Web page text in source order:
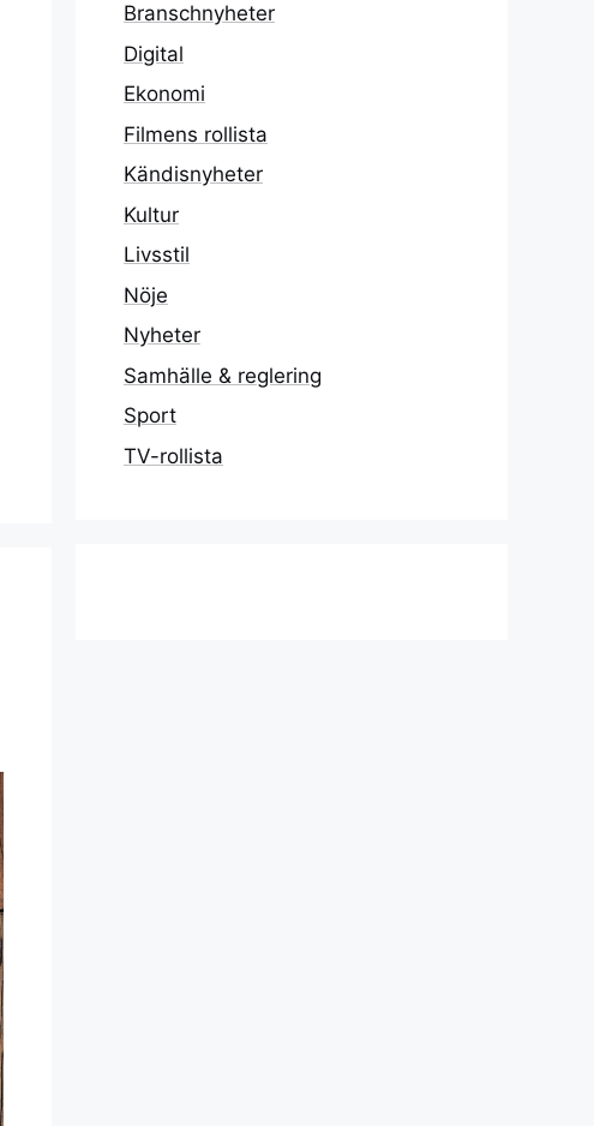
Branschnyheter
Digital
Ekonomi
Filmens rollista
Kändisnyheter
Kultur
Livsstil
Nöje
Nyheter
Samhälle & reglering
Sport
TV-rollista